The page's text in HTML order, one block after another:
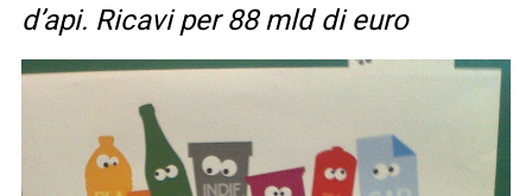
d’api. Ricavi per 88 mld di euro